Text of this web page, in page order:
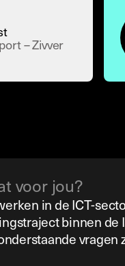
– Zivver
voor jou?
in de ICT-
binnen de
vragen